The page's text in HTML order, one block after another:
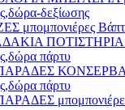
δεξίωσης
μπομπονιέρες
ΠΟΤΙΣΤΗΡΙΑ
πάρτυ
ΚΟΝΣΕΡΒΑ
πάρτυ